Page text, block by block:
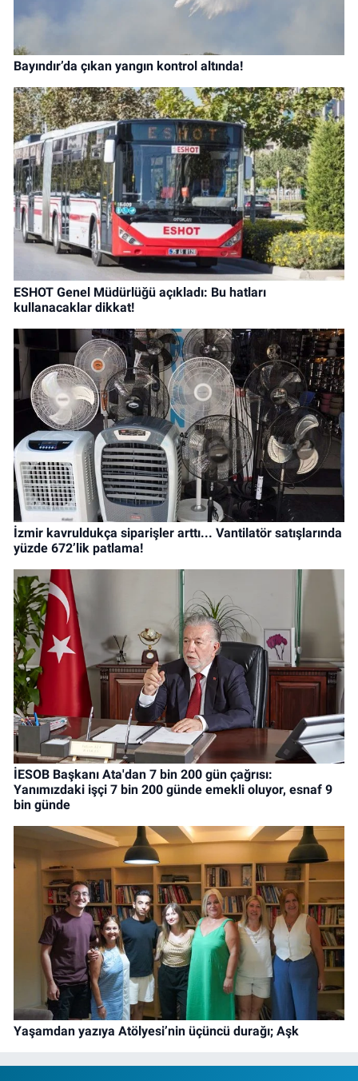
Bayındır’da çıkan yangın kontrol altında!
ESHOT Genel Müdürlüğü açıkladı: Bu hatları
kullanacaklar dikkat!
İzmir kavruldukça siparişler arttı... Vantilatör satışlarında
yüzde 672’lik patlama!
İESOB Başkanı Ata'dan 7 bin 200 gün çağrısı:
Yanımızdaki işçi 7 bin 200 günde emekli oluyor, esnaf 9
bin günde
Yaşamdan yazıya Atölyesi’nin üçüncü durağı; Aşk